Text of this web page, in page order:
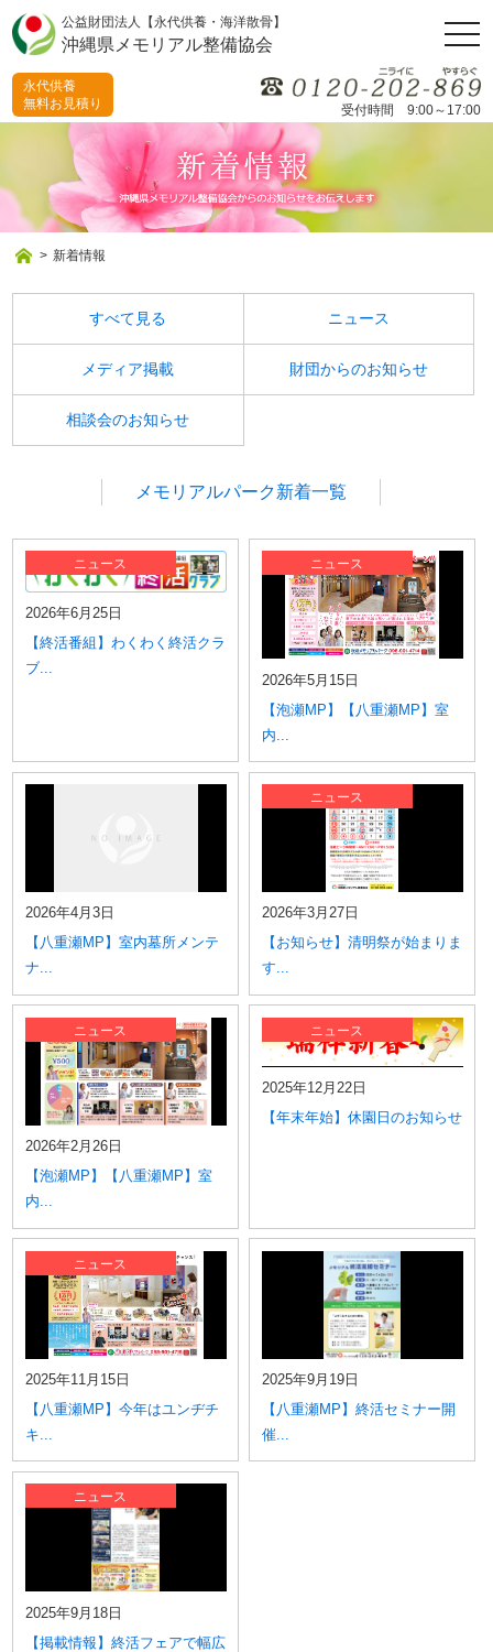
公益財団法人【永代供養・海洋散骨】
沖縄県メモリアル整備協会
受付時間 9:00～17:00
永代供養
無料お見積り
> 新着情報
すべて見る ニュース
メディア掲載 財団からのお知らせ
相談会のお知らせ
メモリアルパーク新着一覧
大里メモリアルパーク
具志川メモリアルパーク
宮古島メモリアルパーク
泡瀬メモリアルパーク
名護やんばるメモリアルパーク
石垣メモリアルパーク
ニュース
2026年6月25日
【終活番組】わくわく終活クラ
ブ...
ニュース
2026年5月15日
【泡瀬MP】【八重瀬MP】室
内...
2026年4月3日
【八重瀬MP】室内墓所メンテ
ナ...
ニュース
2026年3月27日
【お知らせ】清明祭が始まりま
す...
ニュース
2026年2月26日
【泡瀬MP】【八重瀬MP】室
内...
ニュース
2025年12月22日
【年末年始】休園日のお知らせ
ニュース
2025年11月15日
【八重瀬MP】今年はユンヂチ
キ...
2025年9月19日
【八重瀬MP】終活セミナー開
催...
ニュース
2025年9月18日
【掲載情報】終活フェアで幅広